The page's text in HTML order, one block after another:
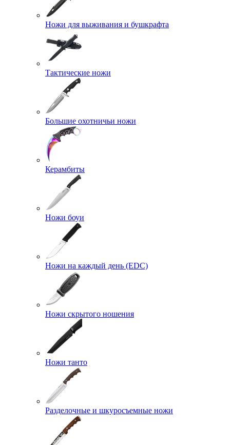
Ножи для выживания и бушкрафта
Тактические ножи
Большие охотничьи ножи
Керамбиты
Ножи боуи
Ножи на каждый день (EDC)
Ножи скрытого ношения
Ножи танто
Разделочные и шкуросъемные ножи